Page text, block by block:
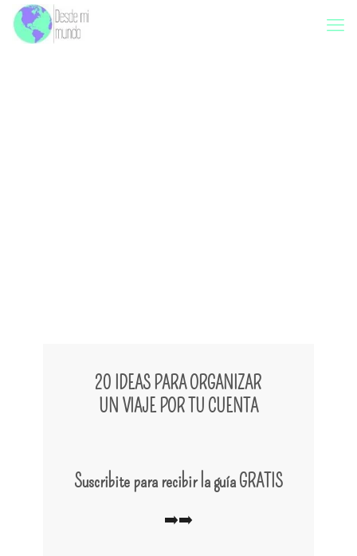
20 IDEAS PARA ORGANIZAR
UN VIAJE POR TU CUENTA
Suscribite para recibir la guía GRATIS
➡️➡️